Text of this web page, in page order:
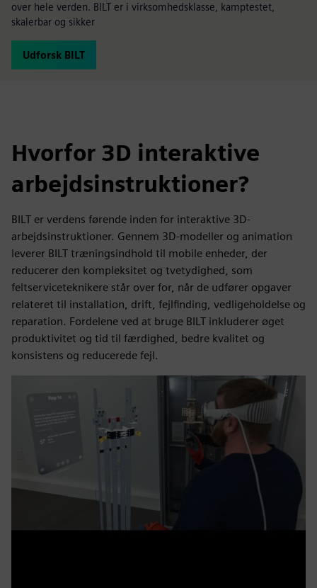
over hele verden. BILT er i virksomhedsklasse, kamptestet,
skalerbar og sikker
Udforsk BILT
Hvorfor 3D interaktive
arbejdsinstruktioner?
BILT er verdens førende inden for interaktive 3D-
arbejdsinstruktioner. Gennem 3D-modeller og animation
leverer BILT træningsindhold til mobile enheder, der
reducerer den kompleksitet og tvetydighed, som
feltserviceteknikere står over for, når de udfører opgaver
relateret til installation, drift, fejlfinding, vedligeholdelse og
reparation. Fordelene ved at bruge BILT inkluderer øget
produktivitet og tid til færdighed, bedre kvalitet og
konsistens og reducerede fejl.